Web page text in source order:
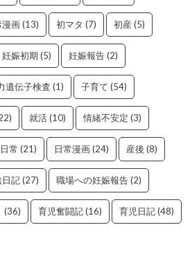
漫画(13) 初マタ (7) 初産 (5)
妊娠初期 (5) 妊娠報告(2)
遺伝子検査 (1) 子育て (54)
就活(10) 情緒不安定 (3)
日常 (21) 日常漫画(24) 産後 (8)
日記(27) 職場への妊娠報告(2)
(36) 育児奮闘記(16) 育児日記(48)